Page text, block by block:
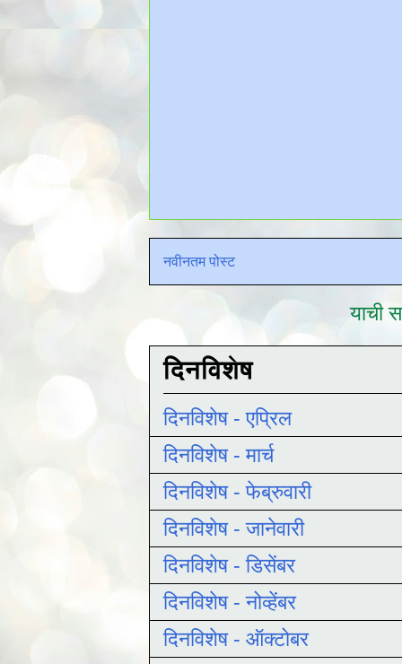
नवीनतम पोस्ट
याची
दिनविशेष
दिनविशेष - एप्रिल
दिनविशेष - मार्च
दिनविशेष - फेब्रुवारी
दिनविशेष - जानेवारी
दिनविशेष - डिसेंबर
दिनविशेष - नोव्हेंबर
दिनविशेष - ऑक्टोबर